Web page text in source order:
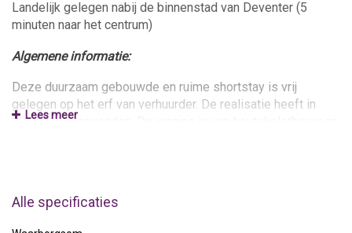
Landelijk gelegen nabij de binnenstad van Deventer (5
minuten naar het centrum)
Algemene informatie:
Deze duurzaam gebouwde en ruime shortstay is vrij
gelegen op het erf van verhuurder. De realisatie heeft in
2025 plaatsgevonden. De woning is van houtskeletbouw en
Lees meer
Alle specificaties